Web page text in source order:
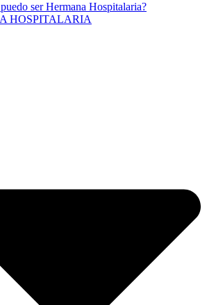
ser Hermana Hospitalaria?
HOSPITALARIA